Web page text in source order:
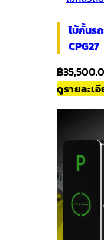
ไม้กั้นร
CPG27
฿
ดูรายละเ